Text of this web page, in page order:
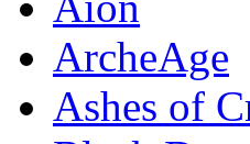
ArcheAge
Ashes of